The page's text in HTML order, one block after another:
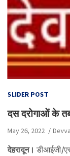
SLIDER POST
दस दरोगाओं के
May 26, 2022
देहरादून। डीआईजी/